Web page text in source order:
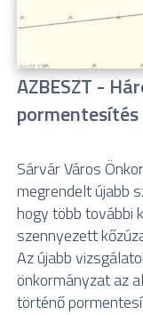
AZBESZT -
pormentesítés
Sárvár Város
megrendelt újabb
hogy több további
szennyezett
Az újabb
önkormányzat az
történő